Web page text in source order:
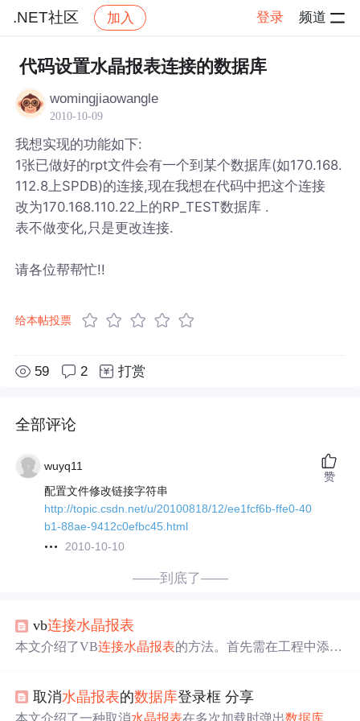
.NET社区 加入 登录 频道
社区 .NET社区 帖子详情
代码设置水晶报表连接的数据库
womingjiaowangle
2010-10-09
我想实现的功能如下:
1张已做好的rpt文件会有一个到某个数据库(如170.168.
112.8上SPDB)的连接,现在我想在代码中把这个连接
改为170.168.110.22上的RP_TEST数据库 .
表不做变化,只是更改连接.
请各位帮帮忙!!
给本帖投票
59 2 打赏
全部评论
wuyq11
配置文件修改链接字符串
http://topic.csdn.net/u/20100818/12/ee1fcf6b-ffe0-40
b1-88ae-9412c0efbc45.html
2010-10-10
赞
——到底了——
vb连接水晶报表
本文介绍了VB连接水晶报表的方法。首先需在工程中添加
置 报表源；动态连接涉及水晶报表推模式、建立
库的模块以及在窗体中 设置报表数据源等操作。
取消水晶报表的数据库登录框 分享
本文介绍了一种取消水晶报表在多次加载时弹出数据库